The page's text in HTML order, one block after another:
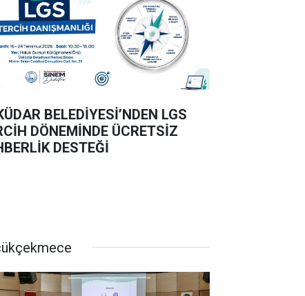
BELEDİYESİ’NDEN LGS
DÖNEMİNDE ÜCRETSİZ
DESTEĞİ